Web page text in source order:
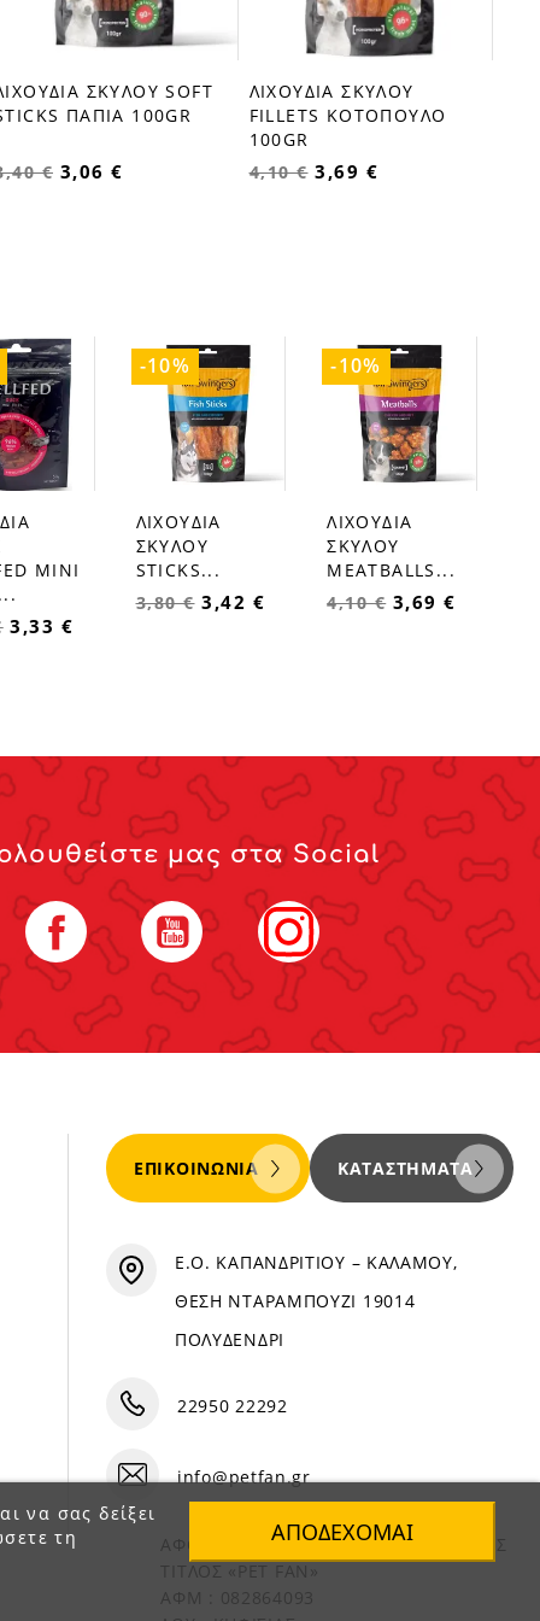
favorite_border
ΣΚΥΛΟΥ SOFT
ΠΑΠΙΑ 100GR
€ 3,06 €
favorite_border
ΛΙΧΟΥΔΙΑ ΣΚΥΛΟΥ
FILLETS ΚΟΤΟΠΟΥΛΟ
100GR
4,10 € 3,69 €
MINI
3,33 €
favorite_border
ΛΙΧΟΥΔΙΑ
ΣΚΥΛΟΥ
STICKS...
3,80 € 3,42 €
-10%
favorite_border
ΛΙΧΟΥΔΙΑ
ΣΚΥΛΟΥ
MEATBALLS...
4,10 € 3,69 €
-10%
μας στα Social
Facebook YouTube Instagram
να σας δείξει
τη
ΑΠΟΔΈΧΟΜΑΙ
ΕΠΙΚΟΙΝΩΝΊΑ ΚΑΤΑΣΤΉΜΑΤΑ
Ε.Ο. ΚΑΠΑΝΔΡΙΤΙΟΥ – ΚΑΛΑΜΟΥ,
ΘΕΣΗ ΝΤΑΡΑΜΠΟΥΖΙ 19014
ΠΟΛΥΔΕΝΔΡΙ
22950 22292
info@petfan.gr
ΑΦΟΙ ΧΑΤΖΗΓΕΩΡΓΙΟΥ Ο.Ε. ΔΙΑΚΡΙΤΙΚΟΣ
ΤΙΤΛΟΣ «PET FAN»
ΑΦΜ : 082864093